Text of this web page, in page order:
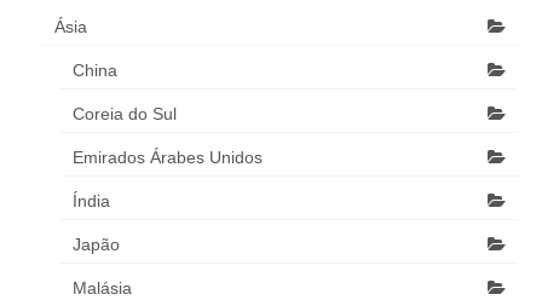
Ásia
China
Coreia do Sul
Emirados Árabes Unidos
Índia
Japão
Malásia